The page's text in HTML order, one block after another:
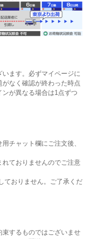
ます。必ずマイページに
がなく確認が終わった時点
が異なる場合は1点ずつ
チャット欄にご注文後、
ておりませんのでご注意
ておりません。ご了承くだ
束するものではございませ